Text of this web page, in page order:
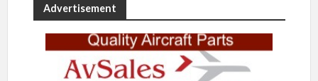
Advertisement